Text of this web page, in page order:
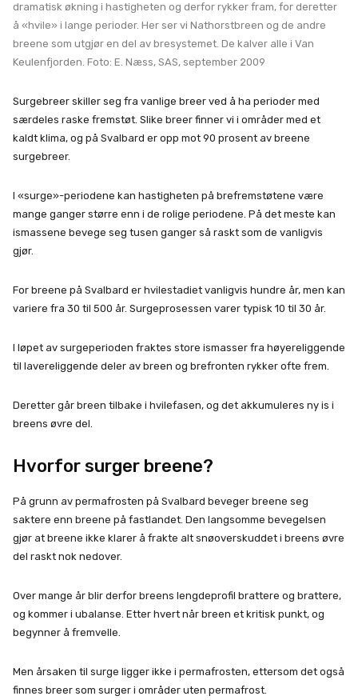
dramatisk økning i hastigheten og derfor rykker fram, for deretter
å «hvile» i lange perioder. Her ser vi Nathorstbreen og de andre
breene som utgjør en del av bresystemet. De kalver alle i Van
Keulenfjorden. Foto: E. Næss, SAS, september 2009
Surgebreer skiller seg fra vanlige breer ved å ha perioder med
særdeles raske fremstøt. Slike breer finner vi i områder med et
kaldt klima, og på Svalbard er opp mot 90 prosent av breene
surgebreer.
I «surge»-periodene kan hastigheten på brefremstøtene være
mange ganger større enn i de rolige periodene. På det meste kan
ismassene bevege seg tusen ganger så raskt som de vanligvis
gjør.
For breene på Svalbard er hvilestadiet vanligvis hundre år, men kan
variere fra 30 til 500 år. Surgeprosessen varer typisk 10 til 30 år.
I løpet av surgeperioden fraktes store ismasser fra høyereliggende
til lavereliggende deler av breen og brefronten rykker ofte frem.
Deretter går breen tilbake i hvilefasen, og det akkumuleres ny is i
breens øvre del.
Hvorfor surger breene?
På grunn av permafrosten på Svalbard beveger breene seg
saktere enn breene på fastlandet. Den langsomme bevegelsen
gjør at breene ikke klarer å frakte alt snøoverskuddet i breens øvre
del raskt nok nedover.
Over mange år blir derfor breens lengdeprofil brattere og brattere,
og kommer i ubalanse. Etter hvert når breen et kritisk punkt, og
begynner å fremvelle.
Men årsaken til surge ligger ikke i permafrosten, ettersom det også
finnes breer som surger i områder uten permafrost.